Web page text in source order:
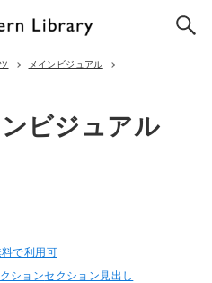
メインビジュアル
ビジュアル
で利用可
ションセクション見出し